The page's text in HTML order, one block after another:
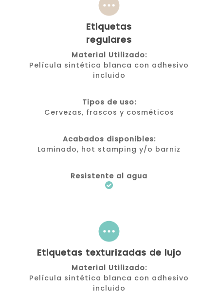
Etiquetas
regulares
Material Utilizado:
Película sintética blanca con adhesivo
incluido
Tipos de uso:
Cervezas, frascos y cosméticos
Acabados disponibles:
Laminado, hot stamping y/o barniz
Resistente al agua
Etiquetas texturizadas de lujo
Material Utilizado:
Película sintética blanca con adhesivo
incluido